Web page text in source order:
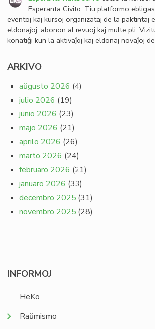
Esperanta Civito. Tiu platformo
eventoj kaj kursoj organizataj de la paktintaj
eldonaĵoj, abonon al revuoj kaj multe pli.
konatiĝi kun la aktivaĵoj kaj eldonaj novaĵoj
ARKIVO
aŭgusto 2026 (4)
julio 2026 (19)
junio 2026 (23)
majo 2026 (21)
aprilo 2026 (26)
marto 2026 (24)
februaro 2026 (21)
januaro 2026 (33)
decembro 2025 (31)
novembro 2025 (28)
INFORMOJ
HeKo
Raŭmismo